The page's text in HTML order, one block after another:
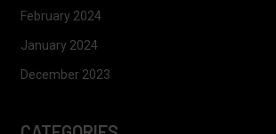
February 2024
January 2024
December 2023